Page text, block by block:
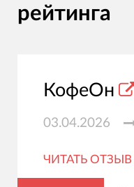
рейтинга
КофеОн
03.04.2026
ЧИТАТЬ ОТЗЫВ